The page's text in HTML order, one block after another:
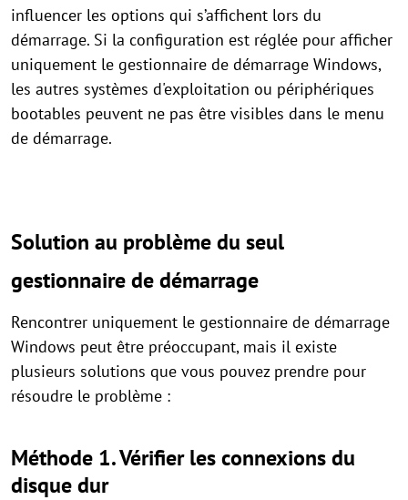
influencer les options qui s’affichent lors du
démarrage. Si la configuration est réglée pour afficher
uniquement le gestionnaire de démarrage Windows,
les autres systèmes d'exploitation ou périphériques
bootables peuvent ne pas être visibles dans le menu
de démarrage.
Solution au problème du seul
gestionnaire de démarrage
Rencontrer uniquement le gestionnaire de démarrage
Windows peut être préoccupant, mais il existe
plusieurs solutions que vous pouvez prendre pour
résoudre le problème :
Méthode 1. Vérifier les connexions du
disque dur